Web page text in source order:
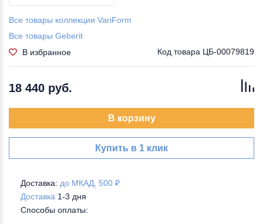
Все товары коллекции VariForm
Все товары Geberit
В избранное
Код товара ЦБ-00079819
18 440 руб.
В корзину
Купить в 1 клик
Доставка: до МКАД, 500 ₽
Доставка 1-3 дня
Способы оплаты: